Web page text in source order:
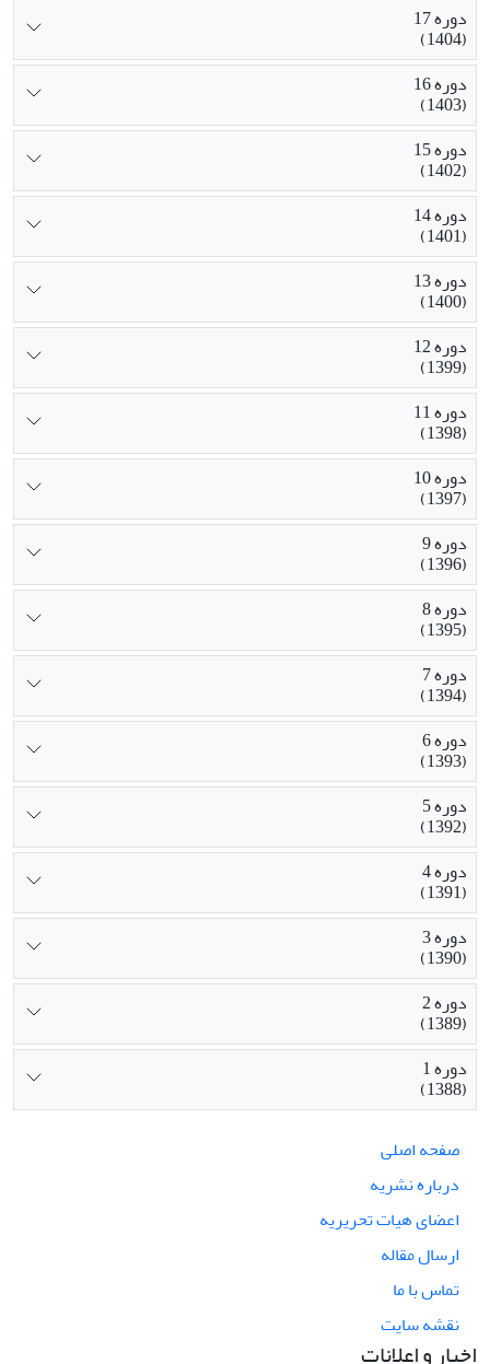
دوره 17
(1404)
دوره 16
(1403)
دوره 15
(1402)
دوره 14
(1401)
دوره 13
(1400)
دوره 12
(1399)
دوره 11
(1398)
دوره 10
(1397)
دوره 9
(1396)
دوره 8
(1395)
دوره 7
(1394)
دوره 6
(1393)
دوره 5
(1392)
دوره 4
(1391)
دوره 3
(1390)
دوره 2
(1389)
دوره 1
(1388)
صفحه اصلی
درباره نشریه
اعضای هیات تحریریه
ارسال مقاله
تماس با ما
نقشه سایت
اخبار و اعلانات